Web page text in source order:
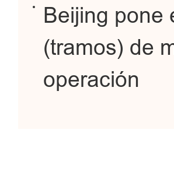
Beijing pone
(tramos) de
operación